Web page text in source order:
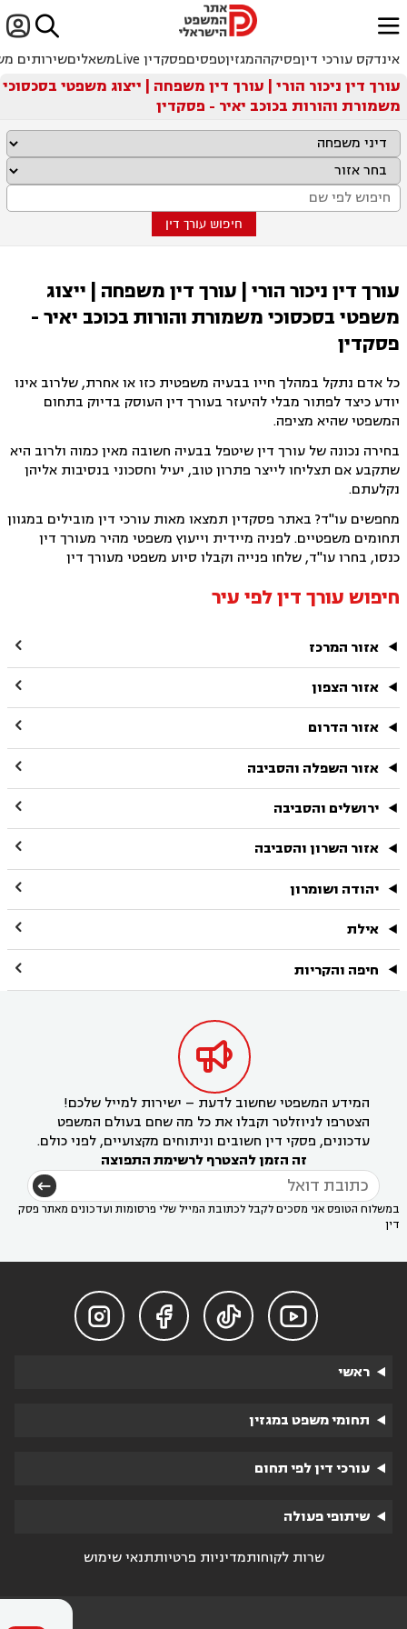

ﱐ
אינדקס עורכי דיןפסיקההמגזיןטפסיםפסקדין Live משאליםשירותים
עורך דין ניכור הורי | עורך דין משפחה | ייצוג משפטי בסכסוכי
משמורת והורות בכוכב יאיר - פסקדין
חיפוש עורך דין
עורך דין ניכור הורי | עורך דין משפחה | ייצוג
משפטי בסכסוכי משמורת והורות בכוכב יאיר -
פסקדין
כל אדם נתקל במהלך חייו בבעיה משפטית כזו או אחרת, שלרוב אינו
יודע כיצד לפתור מבלי להיעזר בעורך דין העוסק בדיוק בתחום
המשפטי שהיא מציפה.
בחירה נכונה של עורך דין שיטפל בבעיה חשובה מאין כמוה ולרוב היא
שתקבע אם תצליחו לייצר פתרון טוב, יעיל וחסכוני בנסיבות אליהן
נקלעתם.
מחפשים עו"ד? באתר פסקדין תמצאו מאות עורכי דין מובילים במגוון
תחומים משפטיים. לפניה מיידית וייעוץ משפטי מהיר מעורך דין
כנסו, בחרו עו"ד, שלחו פנייה וקבלו סיוע משפטי מעורך דין
חיפוש עורך דין לפי עיר
אזור המרכז 
אזור הצפון 
אזור הדרום 
אזור השפלה והסביבה 
ירושלים והסביבה 
אזור השרון והסביבה 
יהודה ושומרון 
אילת 
חיפה והקריות 

המידע המשפטי שחשוב לדעת – ישירות למייל שלכם!
הצטרפו לניוזלטר וקבלו את כל מה שחם בעולם המשפט
עדכונים, פסקי דין חשובים וניתוחים מקצועיים, לפני כולם.
זה הזמן להצטרף לרשימת התפוצה
במשלוח הטופס אני מסכים לקבל לכתובת המייל שלי פרסומות ועדכונים מאתר פסק
דין




ראשי
תחומי משפט במגזין
עורכי דין לפי תחום
שיתופי פעולה
שרות לקוחותמדיניות פרטיותתנאי שימוש